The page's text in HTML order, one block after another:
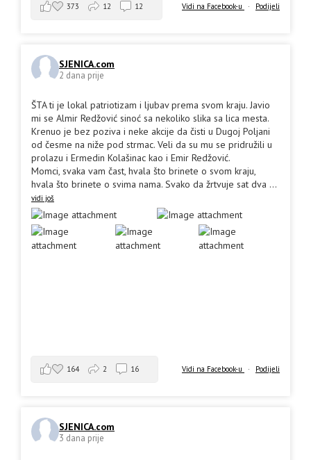
Vidi na Facebook-u · Podijeli
373 12 12
SJENICA.com
2 dana prije
ŠTA ti je lokal patriotizam i ljubav prema svom kraju. Javio
mi se Almir Redžović sinoć sa nekoliko slika sa lica mesta.
Krenuo je bez poziva i neke akcije da čisti u Dugoj Poljani
od česme na niže pod strmac. Veli da su mu se pridružili u
prolazu i Ermedin Kolašinac kao i Emir Redžović.
Momci, svaka vam čast, hvala što brinete o svom kraju,
hvala što brinete o svima nama. Svako da žrtvuje sat dva ...
vidi još
Vidi na Facebook-u · Podijeli
164 2 16
SJENICA.com
3 dana prije